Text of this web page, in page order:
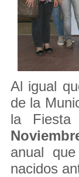
Al igual
de la
la
anual
nacidos